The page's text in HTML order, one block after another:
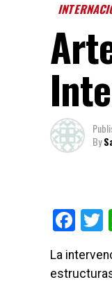
By
La